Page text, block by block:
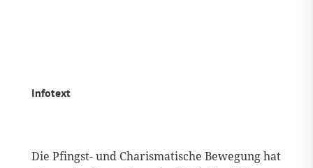
Infotext
Die Pfingst- und Charismatische Bewegung hat